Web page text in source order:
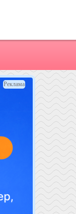
Реклама